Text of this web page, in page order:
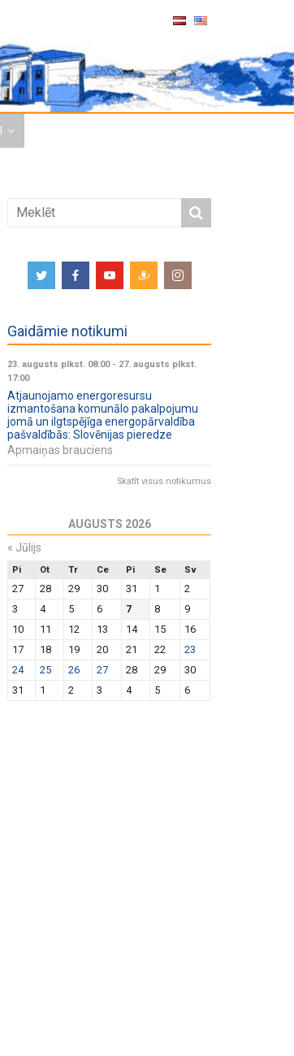
Gaidāmie notikumi
23. augusts plkst. 08:00- 27. augusts plkst.
17:00
Atjaunojamo energoresursu
izmantošana komunālo pakalpojumu
jomā un ilgtspējīga energopārvaldība
pašvaldībās: Slovēnijas pieredze
Apmaiņas brauciens
Skatīt visus notikumus
AUGUSTS 2026
« Jūlijs
Pi Ot Tr Ce Pi Se Sv
27 28 29 30 31 1
2
3
4 5 6 7 8
9
10
11 12 13 14 15
16
17
18 19 20 21 22
23
24
25 26 27 28 29
30
31
1 2 3 4 5 6